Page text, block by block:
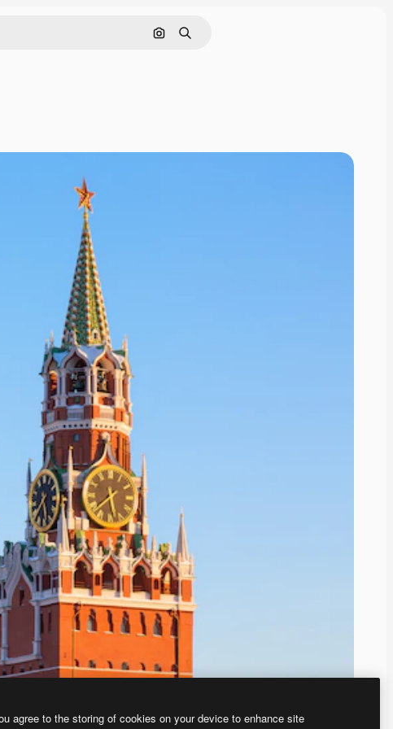
Поиск по изображению
Поиск
agree to the storing of cookies on your device to enhance site